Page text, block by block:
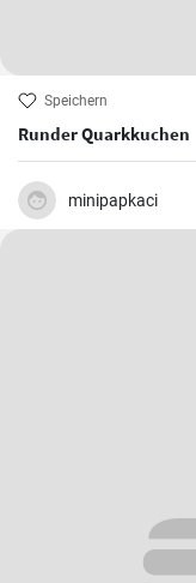
Speichern
Runder Quarkkuchen
minipapkaci